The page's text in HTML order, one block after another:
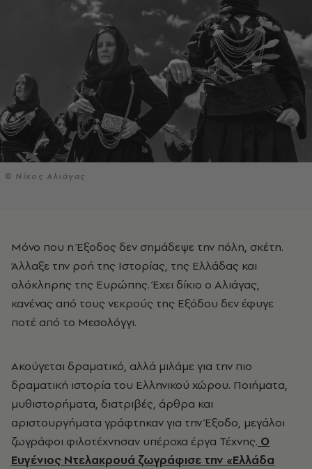
© Νίκος Αλιάγας
Μόνο που η Έξοδος δεν σημάδεψε την πόλη, σκέτη.
Άλλαξε την ροή της Ιστορίας, της Ελλάδας και
ολόκληρης της Ευρώπης. Έχει δίκιο ο Αλιάγας,
κανένας από τους νεκρούς της Εξόδου δεν έφυγε
ποτέ από το Μεσολόγγι.
Ακούγεται δραματικό, αλλά μιλάμε για την πιο
δραματική ιστορία του Ελληνικού χώρου. Ποιήματα,
μυθιστορήματα, διατριβές, άρθρα και
αριστουργήματα γράφτηκαν για την Έξοδο, μεγάλοι
ζωγράφοι φιλοτέχνησαν υπέροχα έργα Τέχνης. Ο
Ευγένιος Ντελακρουά ζωγράφισε την «Ελλάδα